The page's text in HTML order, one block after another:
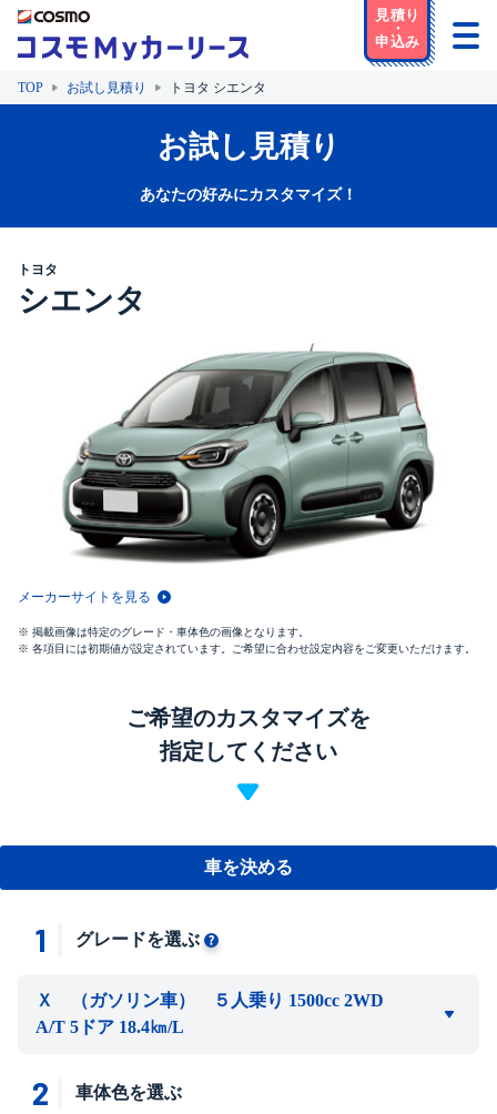
TOP お試し見積り トヨタ シエンタ
お試し見積り
あなたの好みにカスタマイズ！
トヨタ
シエンタ
メーカーサイトを見る
掲載画像は特定のグレード・車体色の画像となります。
各項目には初期値が設定されています。ご希望に合わせ設定内容をご変更いただけます。
ご希望のカスタマイズを
指定してください
車を決める
1 グレードを選ぶ
Ｘ （ガソリン車） ５人乗り 1500cc 2WD
A/T 5ドア 18.4㎞/L
2 車体色を選ぶ